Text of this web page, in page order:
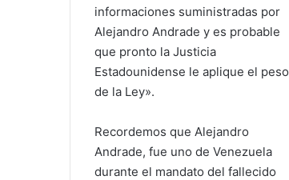
informaciones suministradas por
Alejandro Andrade y es probable
que pronto la Justicia
Estadounidense le aplique el peso
de la Ley».
Recordemos que Alejandro
Andrade, fue uno de Venezuela
durante el mandato del fallecido